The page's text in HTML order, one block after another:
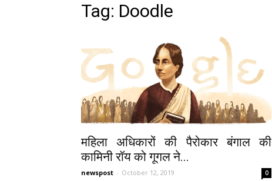
Tag: Doodle
महिला अधिकारों की पैरोकार बंगाल की
कामिनी रॉय को गूगल ने...
newspost - October 12, 2019 0